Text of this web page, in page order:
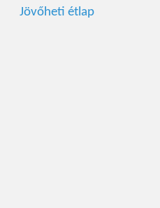
Jövőheti étlap